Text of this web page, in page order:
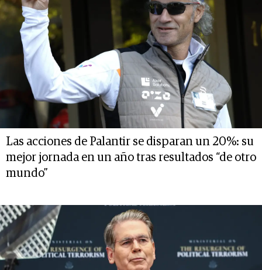
Las acciones de Palantir se disparan un 20%: su
mejor jornada en un año tras resultados “de otro
mundo”